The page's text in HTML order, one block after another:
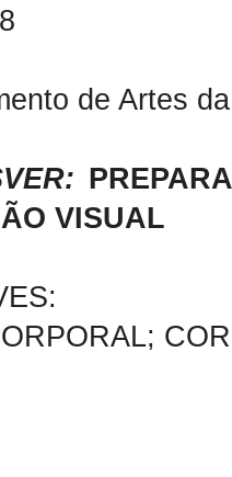
de Artes
VISUAL